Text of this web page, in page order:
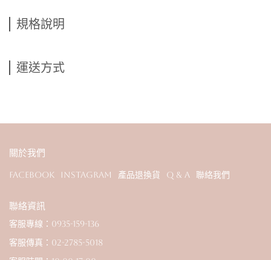
規格說明
運送方式
關於我們
Facebook Instagram 產品退換貨 Q & A 聯絡我們
聯絡資訊
客服專線：0935-159-136
客服傳真：02-2785-5018